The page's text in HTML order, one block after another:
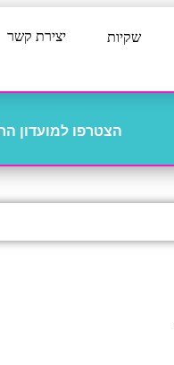
שקיות יצירת קשר
הצטרפו למועדון